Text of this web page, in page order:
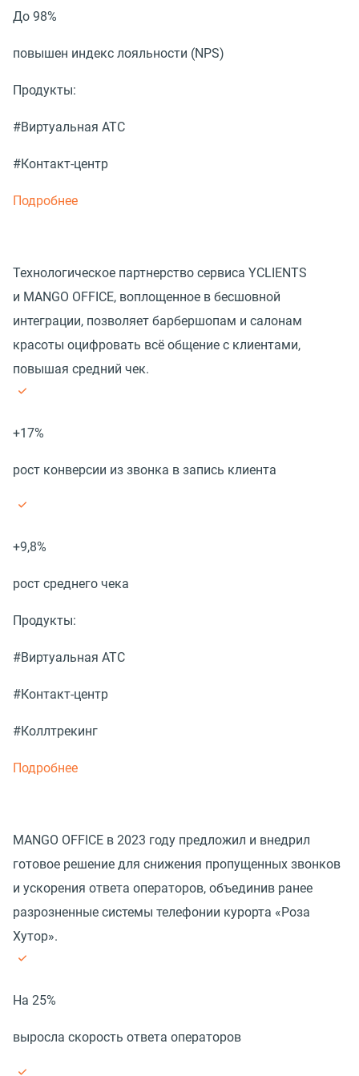
До 98%
повышен индекс лояльности (NPS)
Продукты:
#Виртуальная АТС
#Контакт-центр
Подробнее
Технологическое партнерство сервиса YCLIENTS
и MANGO OFFICE, воплощенное в бесшовной
интеграции, позволяет барбершопам и салонам
красоты оцифровать всё общение с клиентами,
повышая средний чек.
+17%
рост конверсии из звонка в запись клиента
+9,8%
рост среднего чека
Продукты:
#Виртуальная АТС
#Контакт-центр
#Коллтрекинг
Подробнее
MANGO OFFICE в 2023 году предложил и внедрил
готовое решение для снижения пропущенных звонков
и ускорения ответа операторов, объединив ранее
разрозненные системы телефонии курорта «Роза
Хутор».
На 25%
выросла скорость ответа операторов